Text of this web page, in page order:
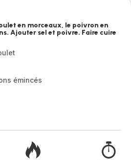
en morceaux, le poivron en
Ajouter sel et poivre. Faire cuire
émincés